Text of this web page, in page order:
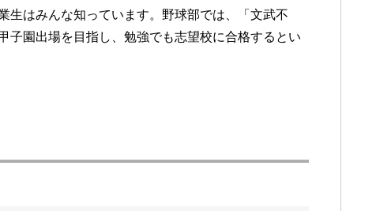
生はみんな知っています。野球部では、「文武不
子園出場を目指し、勉強でも志望校に合格するとい